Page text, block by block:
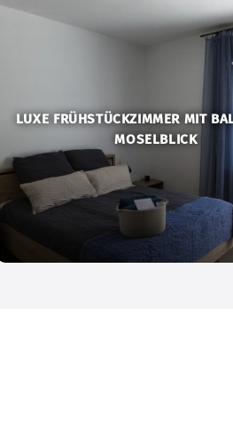
LUXE FRÜHSTÜCKZIMMER MIT
MOSELBLICK